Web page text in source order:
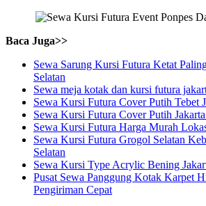
Baca Juga>>
Sewa Sarung Kursi Futura Ketat
Selatan
Sewa meja kotak dan kursi futura
Sewa Kursi Futura Cover Putih Tebet
Sewa Kursi Futura Cover Putih
Sewa Kursi Futura Harga Murah
Sewa Kursi Futura Grogol Selatan
Selatan
Sewa Kursi Type Acrylic Bening
Pusat Sewa Panggung Kotak Karpet
Pengiriman Cepat